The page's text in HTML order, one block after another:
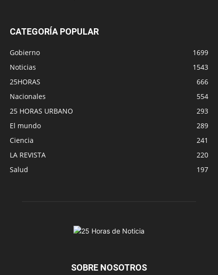
CATEGORÍA POPULAR
Gobierno
1699
Noticias
1543
25HORAS
666
Nacionales
554
25 HORAS URBANO
293
El mundo
289
Ciencia
241
LA REVISTA
220
Salud
197
SOBRE NOSOTROS